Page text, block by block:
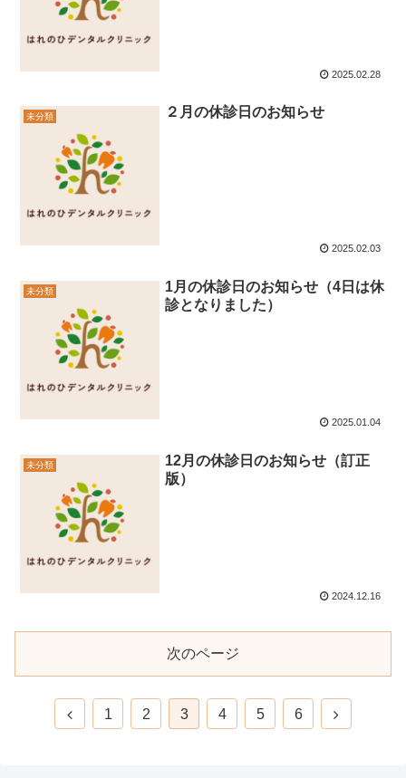
2025.02.28
未分類 ２月の休診日のお知らせ
2025.02.03
未分類
1月の休診日のお知らせ（4日は休
診となりました）
2025.01.04
未分類
12月の休診日のお知らせ（訂正
版）
2024.12.16
次のページ
1 2 3 4 5 6